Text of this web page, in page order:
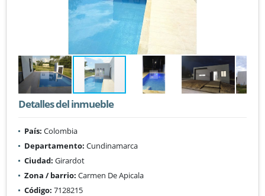
Detalles del inmueble
País: Colombia
Departamento: Cundinamarca
Ciudad: Girardot
Zona / barrio: Carmen De Apicala
Código: 7128215